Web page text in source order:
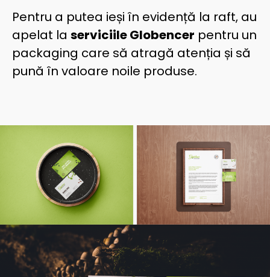
Pentru a putea ieși în evidență la raft, au
apelat la serviciile Globencer pentru un
packaging care să atragă atenția și să
pună în valoare noile produse.